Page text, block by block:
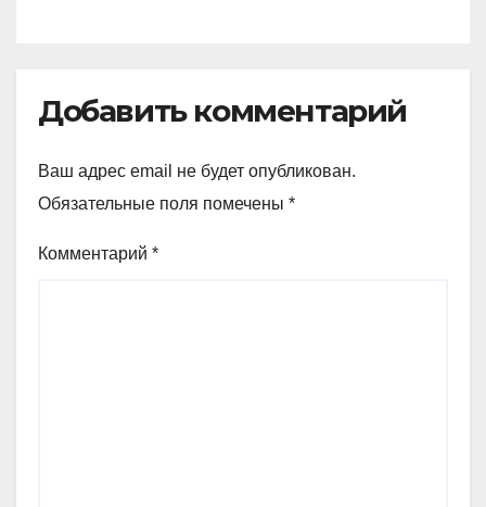
Добавить комментарий
Ваш адрес email не будет опубликован.
Обязательные поля помечены *
Комментарий *